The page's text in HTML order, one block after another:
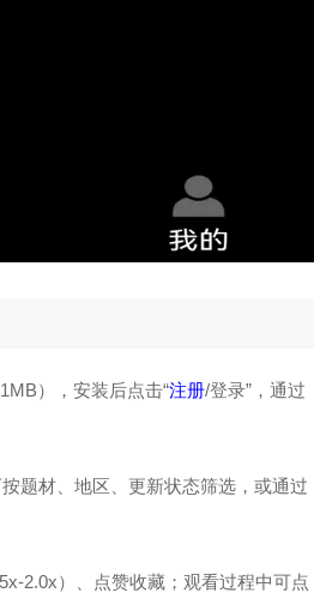
），安装后点击“注册/登录”，通过
题材、地区、更新状态筛选，或通过
2.0x）、点赞收藏；观看过程中可点